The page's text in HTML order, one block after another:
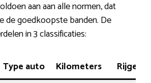
aan aan alle normen, dat
de goedkoopste banden. De
in 3 classificaties:
Type auto Kilometers